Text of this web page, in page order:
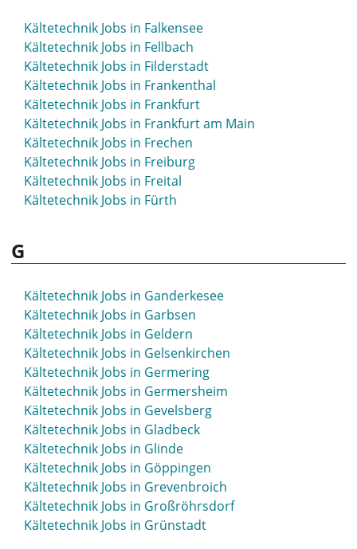
Kältetechnik Jobs in Falkensee
Kältetechnik Jobs in Fellbach
Kältetechnik Jobs in Filderstadt
Kältetechnik Jobs in Frankenthal
Kältetechnik Jobs in Frankfurt
Kältetechnik Jobs in Frankfurt am Main
Kältetechnik Jobs in Frechen
Kältetechnik Jobs in Freiburg
Kältetechnik Jobs in Freital
Kältetechnik Jobs in Fürth
G
Kältetechnik Jobs in Ganderkesee
Kältetechnik Jobs in Garbsen
Kältetechnik Jobs in Geldern
Kältetechnik Jobs in Gelsenkirchen
Kältetechnik Jobs in Germering
Kältetechnik Jobs in Germersheim
Kältetechnik Jobs in Gevelsberg
Kältetechnik Jobs in Gladbeck
Kältetechnik Jobs in Glinde
Kältetechnik Jobs in Göppingen
Kältetechnik Jobs in Grevenbroich
Kältetechnik Jobs in Großröhrsdorf
Kältetechnik Jobs in Grünstadt